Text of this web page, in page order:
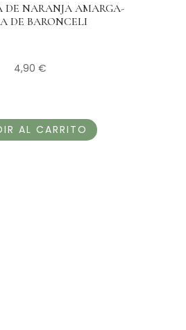
DE NARANJA AMARGA-
DE BARONCELI
4,90€
AL CARRITO